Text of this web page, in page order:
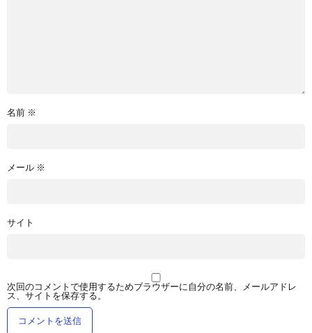
名前 ※
メール ※
サイト
次回のコメントで使用するためブラウザーに自分の名前、メールアドレ
ス、サイトを保存する。